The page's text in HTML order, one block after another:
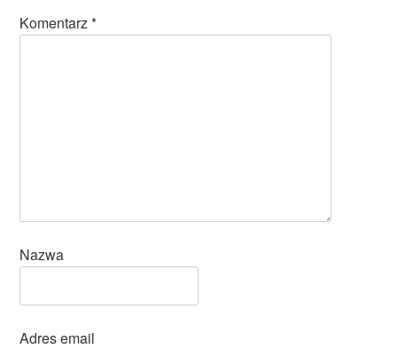
Komentarz*
Nazwa
Adres email